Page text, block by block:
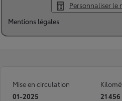
Personnaliser le
Mentions légales
Mise en circulation
01-2025
21